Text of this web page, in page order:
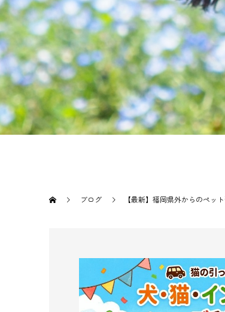
ブログ 【最新】福岡県外からのペッ